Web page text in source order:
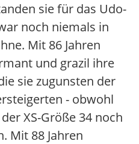
sie für das Udo-
noch niemals in
Mit 86 Jahren
und grazil ihre
sie zugunsten der
- obwohl
XS-Größe 34 noch
Mit 88 Jahren